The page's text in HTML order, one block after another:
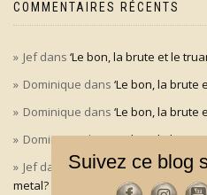
COMMENTAIRES RÉCENTS
Jefdans ‘Le bon, la brute et le
Dominique dans ‘Le bon, la brute
Dominique dans ‘Le bon, la brute
Dominiquedans‘Le bon, la brute
JefdansAldo Maccione à
metal?
Suivez ce blog